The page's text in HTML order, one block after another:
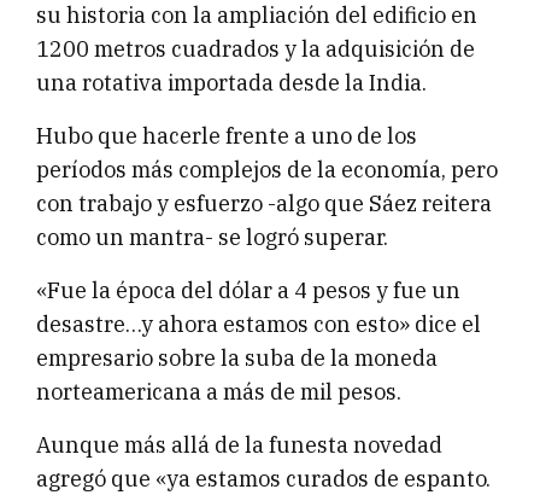
su historia con la ampliación del edificio en
1200 metros cuadrados y la adquisición de
una rotativa importada desde la India.
Hubo que hacerle frente a uno de los
períodos más complejos de la economía, pero
con trabajo y esfuerzo -algo que Sáez reitera
como un mantra- se logró superar.
«Fue la época del dólar a 4 pesos y fue un
desastre…y ahora estamos con esto» dice el
empresario sobre la suba de la moneda
norteamericana a más de mil pesos.
Aunque más allá de la funesta novedad
agregó que «ya estamos curados de espanto.